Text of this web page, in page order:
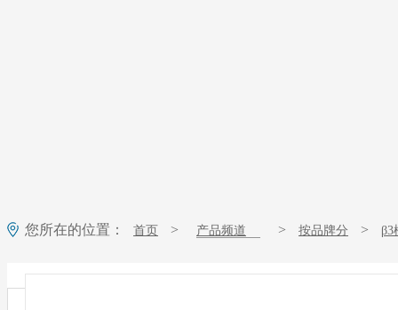
您所在的位置： 首页 > 产品频道 > 按品牌分 > β3